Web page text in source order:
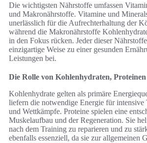
Die wichtigsten Nährstoffe umfassen
und Makronährstoffe. Vitamine und
unerlässlich für die Aufrechterhaltung der
während die Makronährstoffe
in den Fokus rücken. Jeder dieser
einzigartige Weise zu einer gesunden
Leistungen bei.
Die Rolle von Kohlenhydraten,
Kohlenhydrate gelten als primäre
liefern die notwendige Energie für intensive
und Wettkämpfe. Proteine spielen eine
Muskelaufbau und der Regeneration. Sie
nach dem Training zu reparieren und zu
ebenfalls essenziell, da sie zur allgemeinen